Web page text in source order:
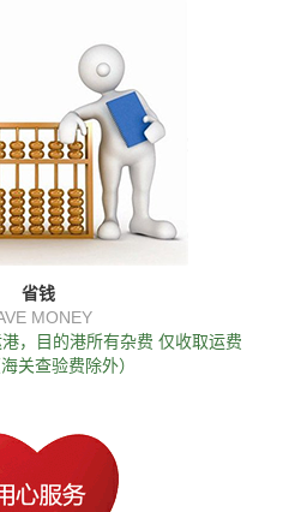
省钱
MONEY
，目的港所有杂费 仅收取运费
关查验费除外）